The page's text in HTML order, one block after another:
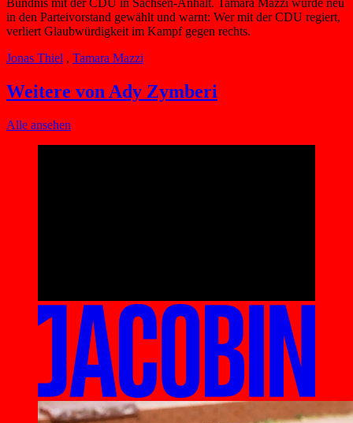
in den Parteivorstand gewählt und warnt: Wer mit der CDU regiert,
verliert Glaubwürdigkeit im Kampf gegen rechts.
Jonas Thiel , Tamara Mazzi
Weitere von Ady Zymberi
Alle ansehen